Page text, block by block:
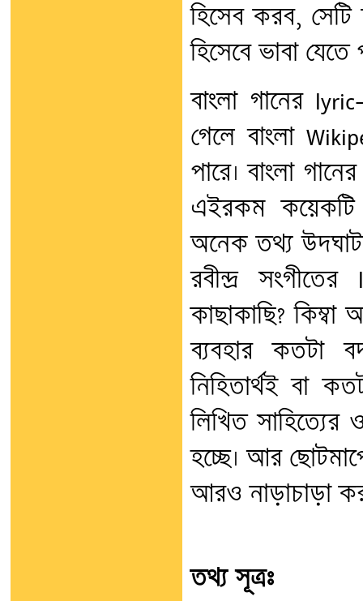
হিসেব করব, সেটি
হিসেবে ভাবা যেতে
বাংলা গানের
গেলে বাংলা
পারে। বাংলা
এইরকম কয়েকটি
অনেক তথ্য
রবীন্দ্র
কাছাকাছি? কিম্বা
ব্যবহার কতটা
নিহিতার্থই বা
লিখিত সাহিত্যের
হচ্ছে। আর
আরও নাড়াচাড়া
তথ্য সূত্রঃ